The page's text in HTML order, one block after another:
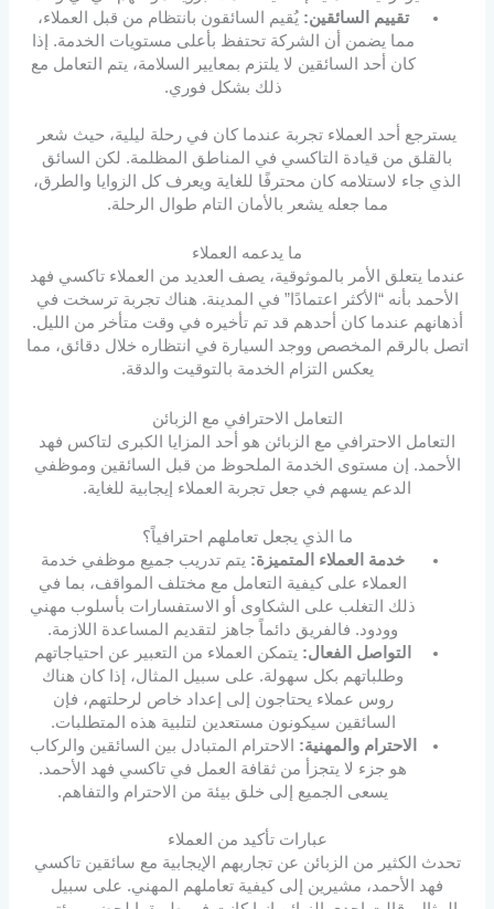
تقييم السائقين: يُقيم السائقون بانتظام من قبل العملاء،
مما يضمن أن الشركة تحتفظ بأعلى مستويات الخدمة. إذا
كان أحد السائقين لا يلتزم بمعايير السلامة، يتم التعامل مع
ذلك بشكل فوري.
يسترجع أحد العملاء تجربة عندما كان في رحلة ليلية، حيث شعر
بالقلق من قيادة التاكسي في المناطق المظلمة. لكن السائق
الذي جاء لاستلامه كان محترفًا للغاية ويعرف كل الزوايا والطرق،
مما جعله يشعر بالأمان التام طوال الرحلة.
ما يدعمه العملاء
عندما يتعلق الأمر بالموثوقية، يصف العديد من العملاء تاكسي فهد
الأحمد بأنه “الأكثر اعتمادًا” في المدينة. هناك تجربة ترسخت في
أذهانهم عندما كان أحدهم قد تم تأخيره في وقت متأخر من الليل.
اتصل بالرقم المخصص ووجد السيارة في انتظاره خلال دقائق، مما
يعكس التزام الخدمة بالتوقيت والدقة.
التعامل الاحترافي مع الزبائن
التعامل الاحترافي مع الزبائن هو أحد المزايا الكبرى لتاكس فهد
الأحمد. إن مستوى الخدمة الملحوظ من قبل السائقين وموظفي
الدعم يسهم في جعل تجربة العملاء إيجابية للغاية.
ما الذي يجعل تعاملهم احترافياً؟
خدمة العملاء المتميزة: يتم تدريب جميع موظفي خدمة
العملاء على كيفية التعامل مع مختلف المواقف، بما في
ذلك التغلب على الشكاوى أو الاستفسارات بأسلوب مهني
وودود. فالفريق دائماً جاهز لتقديم المساعدة اللازمة.
التواصل الفعال: يتمكن العملاء من التعبير عن احتياجاتهم
وطلباتهم بكل سهولة. على سبيل المثال، إذا كان هناك
روس عملاء يحتاجون إلى إعداد خاص لرحلتهم، فإن
السائقين سيكونون مستعدين لتلبية هذه المتطلبات.
الاحترام والمهنية: الاحترام المتبادل بين السائقين والركاب
هو جزء لا يتجزأ من ثقافة العمل في تاكسي فهد الأحمد.
يسعى الجميع إلى خلق بيئة من الاحترام والتفاهم.
عبارات تأكيد من العملاء
تحدث الكثير من الزبائن عن تجاربهم الإيجابية مع سائقين تاكسي
فهد الأحمد، مشيرين إلى كيفية تعاملهم المهني. على سبيل